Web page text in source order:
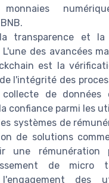
transparence et
L'une des avancées
est la
l'intégrité des
de données
confiance parmi les
systèmes de
de solutions
une rémunération
de micro
des